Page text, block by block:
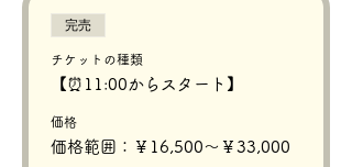
完売
チケットの種類
【⏰11:00からスタート】
価格
価格範囲：￥16,500〜￥33,000